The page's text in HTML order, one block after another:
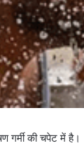
गर्मी की चपेट में है।